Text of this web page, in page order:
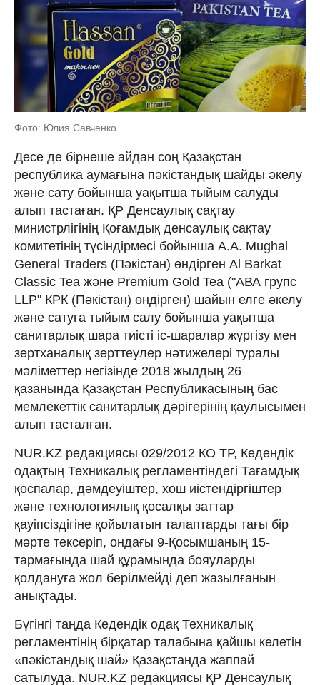
Фото: Юлия Савченко
Десе де бірнеше айдан соң Қазақстан
республика аумағына пәкістандық шайды әкелу
және сату бойынша уақытша тыйым салуды
алып тастаған. ҚР Денсаулық сақтау
министрлігінің Қоғамдық денсаулық сақтау
комитетінің түсіндірмесі бойынша A.A. Mughal
General Traders (Пәкістан) өндірген Al Barkat
Classic Tea және Premium Gold Tea ("АВА групс
LLP" КРК (Пәкістан) өндірген) шайын елге әкелу
және сатуға тыйым салу бойынша уақытша
санитарлық шара тиісті іс-шаралар жүргізу мен
зертханалық зерттеулер нәтижелері туралы
мәліметтер негізінде 2018 жылдың 26
қазанында Қазақстан Республикасының бас
мемлекеттік санитарлық дәрігерінің қаулысымен
алып тасталған.
NUR.KZ редакциясы 029/2012 КО ТР, Кедендік
одақтың Техникалық регламентіндегі Тағамдық
қоспалар, дәмдеуіштер, хош иістендіргіштер
және технологиялық қосалқы заттар
қауіпсіздігіне қойылатын талаптарды тағы бір
мәрте тексеріп, ондағы 9-Қосымшаның 15-
тармағында шай құрамында бояуларды
қолдануға жол берілмейді деп жазылғанын
анықтады.
Бүгінгі таңда Кедендік одақ Техникалық
регламентінің бірқатар талабына қайшы келетін
«пәкістандық шай» Қазақстанда жаппай
сатылуда. NUR.KZ редакциясы ҚР Денсаулық